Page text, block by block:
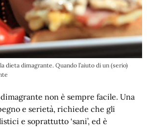
dieta dimagrante. Quando l’aiuto di un (serio)
non è sempre facile. Una
e serietà, richiede che gli
e soprattutto ‘sani’, ed è